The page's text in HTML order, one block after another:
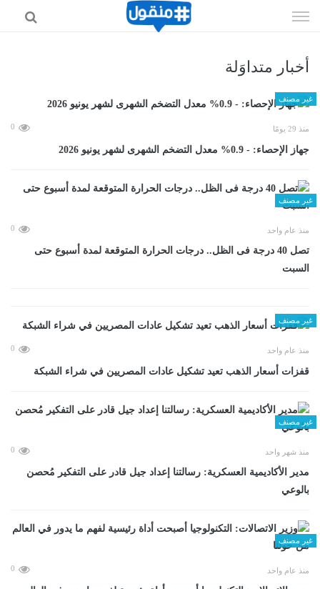
الى
أخبار متداوَلة
غير مصنف
منذ 29 يومًا 0
جهاز الإحصاء: - 0.9% معدل التضخم الشهرى لشهر يونيو 2026
غير مصنف
منذ عام واحد 0
تصل 40 درجة فى الظل.. درجات الحرارة المتوقعة لمدة أسبوع حتى
السبت
غير مصنف
منذ عام واحد 0
قفزات أسعار الذهب تعيد تشكيل عادات المصريين في شراء الشبكة
غير مصنف
منذ شهر واحد 0
مدير الأكاديمية العسكرية: رسالتنا إعداد جيل قادر على التفكير مُحصن
بالوعي
غير مصنف
منذ عام واحد 0